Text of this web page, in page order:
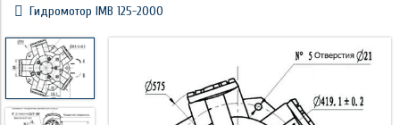
Гидромотор IMB 125-2000